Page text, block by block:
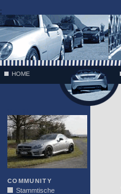
;
HOME
COMMUNITY
Stammtische